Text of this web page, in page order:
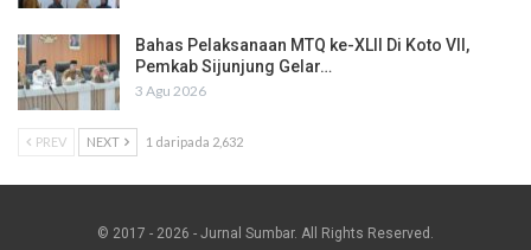
Bahas Pelaksanaan MTQ ke-XLII Di Koto VII,
Pemkab Sijunjung Gelar…
3 Agu 2026
PREV NEXT 1 daripada 2,632
© 2017 - 2026 - Jurnal Sumbar. All Rights Reserved.